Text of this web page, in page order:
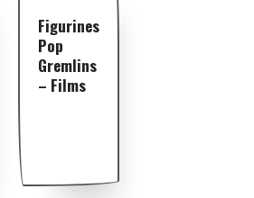
Figurines
Pop
Gremlins
– Films